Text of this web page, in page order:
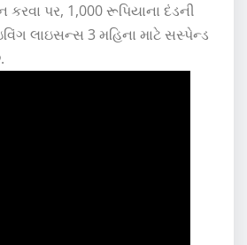
પર, 1,000 રૂપિયાના દંડની
લાઇસન્સ 3 મહિના માટે સસ્પેન્ડ